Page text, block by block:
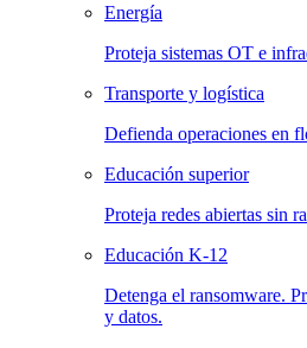
Energía
Proteja sistemas OT e
Transporte y logística
Defienda operaciones en
Educación superior
Proteja redes abiertas sin
Educación K-12
Detenga el ransomware.
y datos.